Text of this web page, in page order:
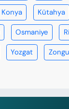
Konya Kütahya
Osmaniye
Yozgat